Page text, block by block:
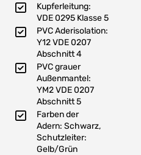
Kupferleitung:
VDE 0295 Klasse 5
PVC Aderisolation:
Y12 VDE 0207
Abschnitt 4
PVC grauer
Außenmantel:
YM2 VDE 0207
Abschnitt 5
Farben der
Adern: Schwarz,
Schutzleiter:
Gelb/Grün